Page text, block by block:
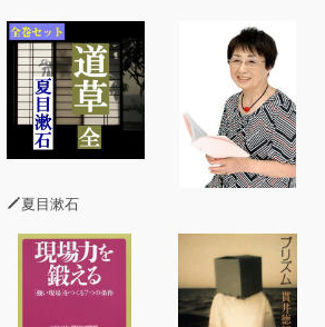
夏目漱石